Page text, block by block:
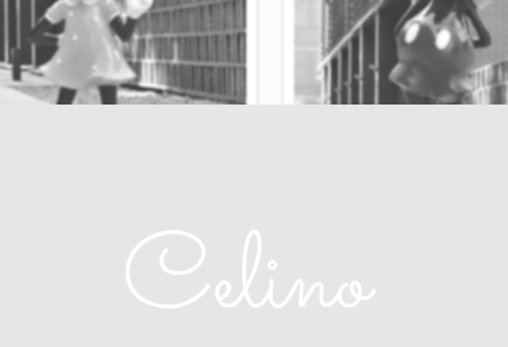
Gigant Minnie Figurina Mickey Gigant